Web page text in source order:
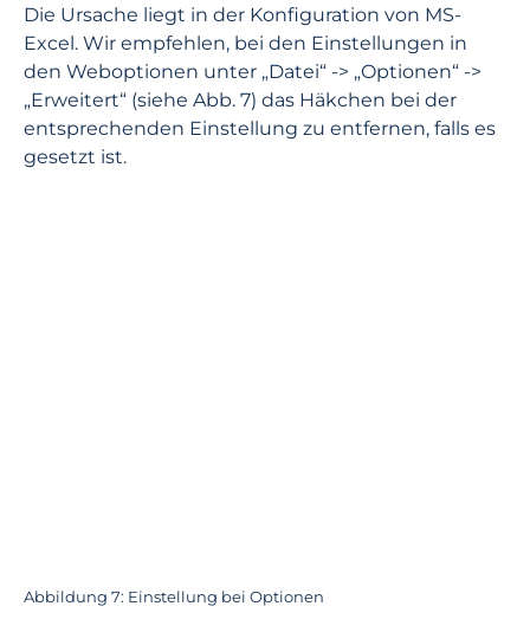
Die Ursache liegt in der Konfiguration von MS-
Excel. Wir empfehlen, bei den Einstellungen in
den Weboptionen unter „Datei“ -> „Optionen“ ->
„Erweitert“ (siehe Abb. 7) das Häkchen bei der
entsprechenden Einstellung zu entfernen, falls es
gesetzt ist.
Abbildung 7: Einstellung bei Optionen